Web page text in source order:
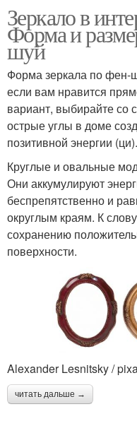
Зеркало в
Форма и
шуй
Форма зеркала по фен-
если вам нравится
вариант, выбирайте со
острые углы в доме
позитивной энергии (ци).
Круглые и овальные
Они аккумулируют
беспрепятственно и
округлым краям. К
сохранению
поверхности.
Alexander Lesnitsky /
читать дальше →